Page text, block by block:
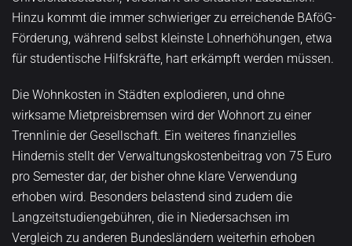
Hinzu kommt die immer schwieriger zu erreichende BAföG-
Förderung, während selbst kleinste Lohnerhöhungen, etwa
für studentische Hilfskräfte, hart erkämpft werden müssen.
Die Wohnkosten in Städten explodieren, und ohne
wirksame Mietpreisbremsen wird der Wohnort zu einer
Trennlinie der Gesellschaft. Ein weiteres finanzielles
Hindernis stellt der Verwaltungskostenbeitrag von 75 Euro
pro Semester dar, der bisher ohne klare Verwendung
erhoben wird. Besonders belastend sind zudem die
Langzeitstudiengebühren, die in Niedersachsen im
Vergleich zu anderen Bundesländern weiterhin erhoben